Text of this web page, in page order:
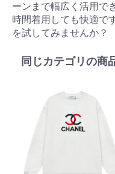
ーンまで幅広く活用で
時間着用しても快適で
を試してみませんか？
同じカテゴリの商